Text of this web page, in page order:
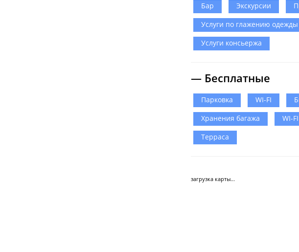
Бар Экскурсии
Услуги по глажению одежды
Услуги консьержа
— Бесплатные
Парковка WI-FI
Хранения багажа
WI-
Терраса
загрузка карты...